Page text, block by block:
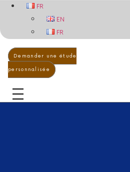
FR
EN
FR
Demander une étude
personnalisée